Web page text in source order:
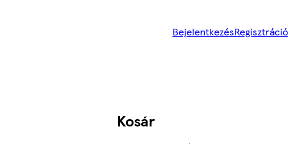
BejelentkezésRegisztráció
Kosár